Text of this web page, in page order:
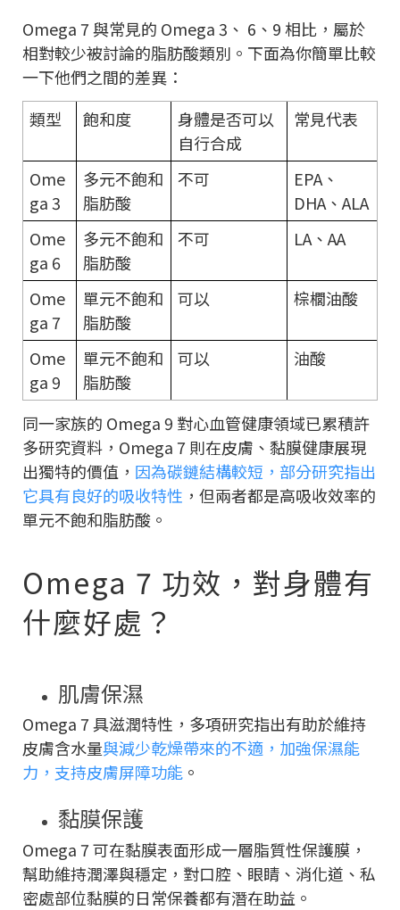
Omega 7 與常見的 Omega 3、 6、9 相比，屬於
相對較少被討論的脂肪酸類別。下面為你簡單比較
一下他們之間的差異：
類型
飽和度
身體是否可以
自行合成
常見代表
Ome
ga 3
多元不飽和
脂肪酸
不可
EPA、
DHA、ALA
Ome
ga 6
多元不飽和
脂肪酸
不可 LA、AA
Ome
ga 7
單元不飽和
脂肪酸
可以 棕櫚油酸
Ome
ga 9
單元不飽和
脂肪酸
可以 油酸
同一家族的 Omega 9 對心血管健康領域已累積許
多研究資料，Omega 7 則在皮膚、黏膜健康展現
出獨特的價值， 因為碳鏈結構較短，部分研究指出
它具有良好的吸收特性 ，但兩者都是高吸收效率的
單元不飽和脂肪酸。
Omega 7 功效，對身體有
什麼好處？
肌膚保濕
Omega 7 具滋潤特性，多項研究指出有助於維持
皮膚含水量與減少乾燥帶來的不適，加強保濕能
力，支持皮膚屏障功能 。
黏膜保護
Omega 7 可在黏膜表面形成一層脂質性保護膜，
幫助維持潤澤與穩定，對口腔、眼睛、消化道、私
密處部位黏膜的日常保養都有潛在助益。